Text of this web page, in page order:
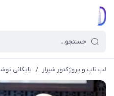
لپ تاپ و پروژکتور شیراز / بایگانی